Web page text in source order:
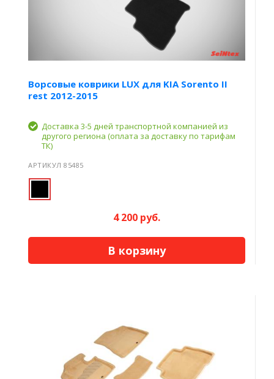
Ворсовые коврики LUX для KIA Sorento II
rest 2012-2015
Доставка 3-5 дней транспортной компанией из
другого региона (оплата за доставку по тарифам
ТК)
АРТИКУЛ 85485
4 200 руб.
В корзину